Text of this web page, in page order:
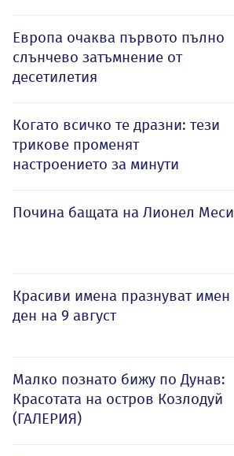
Европа очаква първото пълно
слънчево затъмнение от
десетилетия
Когато всичко те дразни: тези
трикове променят
настроението за минути
Почина бащата на Лионел Меси
Красиви имена празнуват имен
ден на 9 август
Малко познато бижу по Дунав:
Красотата на остров Козлодуй
(ГАЛЕРИЯ)